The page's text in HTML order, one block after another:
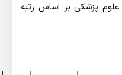
پزشکی بر اساس رتبه